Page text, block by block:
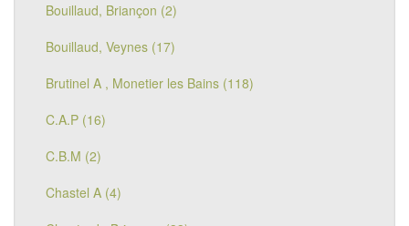
Bouillaud, Briançon (2)
Bouillaud, Veynes (17)
Brutinel A , Monetier les Bains (118)
C.A.P (16)
C.B.M (2)
Chastel A (4)